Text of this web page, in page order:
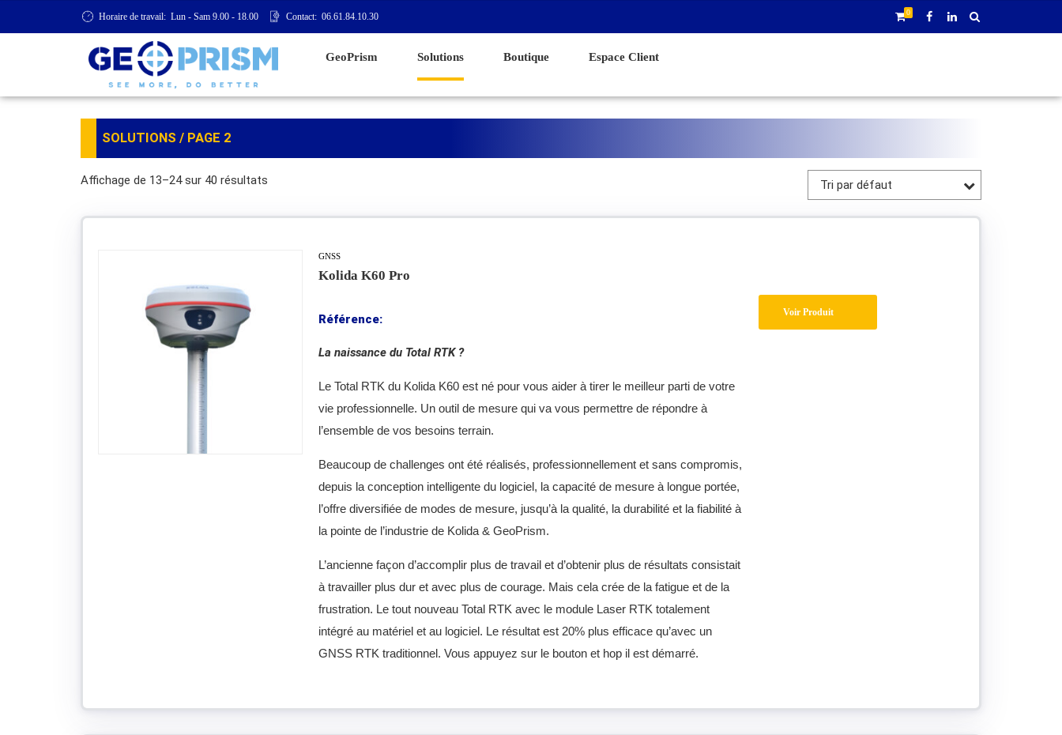
Horaire de travail: Lun - Sam 9.00 - 18.00 Contact: 06.61.84.10.30 0
GeoPrism Solutions Boutique Espace Client
SOLUTIONS / PAGE 2
Affichage de 13–24 sur 40 résultats Tri par défaut
GNSS
Kolida K60 Pro
Référence:
La naissance du Total RTK ?
Le Total RTK du Kolida K60 est né pour vous aider à tirer le meilleur parti de votre
vie professionnelle. Un outil de mesure qui va vous permettre de répondre à
l’ensemble de vos besoins terrain.
Beaucoup de challenges ont été réalisés, professionnellement et sans compromis,
depuis la conception intelligente du logiciel, la capacité de mesure à longue portée,
l’offre diversifiée de modes de mesure, jusqu’à la qualité, la durabilité et la fiabilité à
la pointe de l’industrie de Kolida & GeoPrism.
L’ancienne façon d’accomplir plus de travail et d’obtenir plus de résultats consistait
à travailler plus dur et avec plus de courage. Mais cela crée de la fatigue et de la
frustration. Le tout nouveau Total RTK avec le module Laser RTK totalement
intégré au matériel et au logiciel. Le résultat est 20% plus efficace qu’avec un
GNSS RTK traditionnel. Vous appuyez sur le bouton et hop il est démarré.
Voir Produit